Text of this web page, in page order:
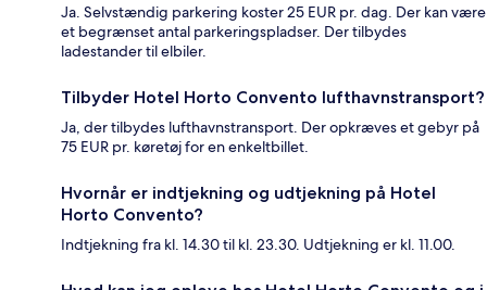
Ja. Selvstændig parkering koster 25 EUR pr. dag. Der kan være
et begrænset antal parkeringspladser. Der tilbydes
ladestander til elbiler.
Tilbyder Hotel Horto Convento lufthavnstransport?
Ja, der tilbydes lufthavnstransport. Der opkræves et gebyr på
75 EUR pr. køretøj for en enkeltbillet.
Hvornår er indtjekning og udtjekning på Hotel
Horto Convento?
Indtjekning fra kl. 14.30 til kl. 23.30. Udtjekning er kl. 11.00.